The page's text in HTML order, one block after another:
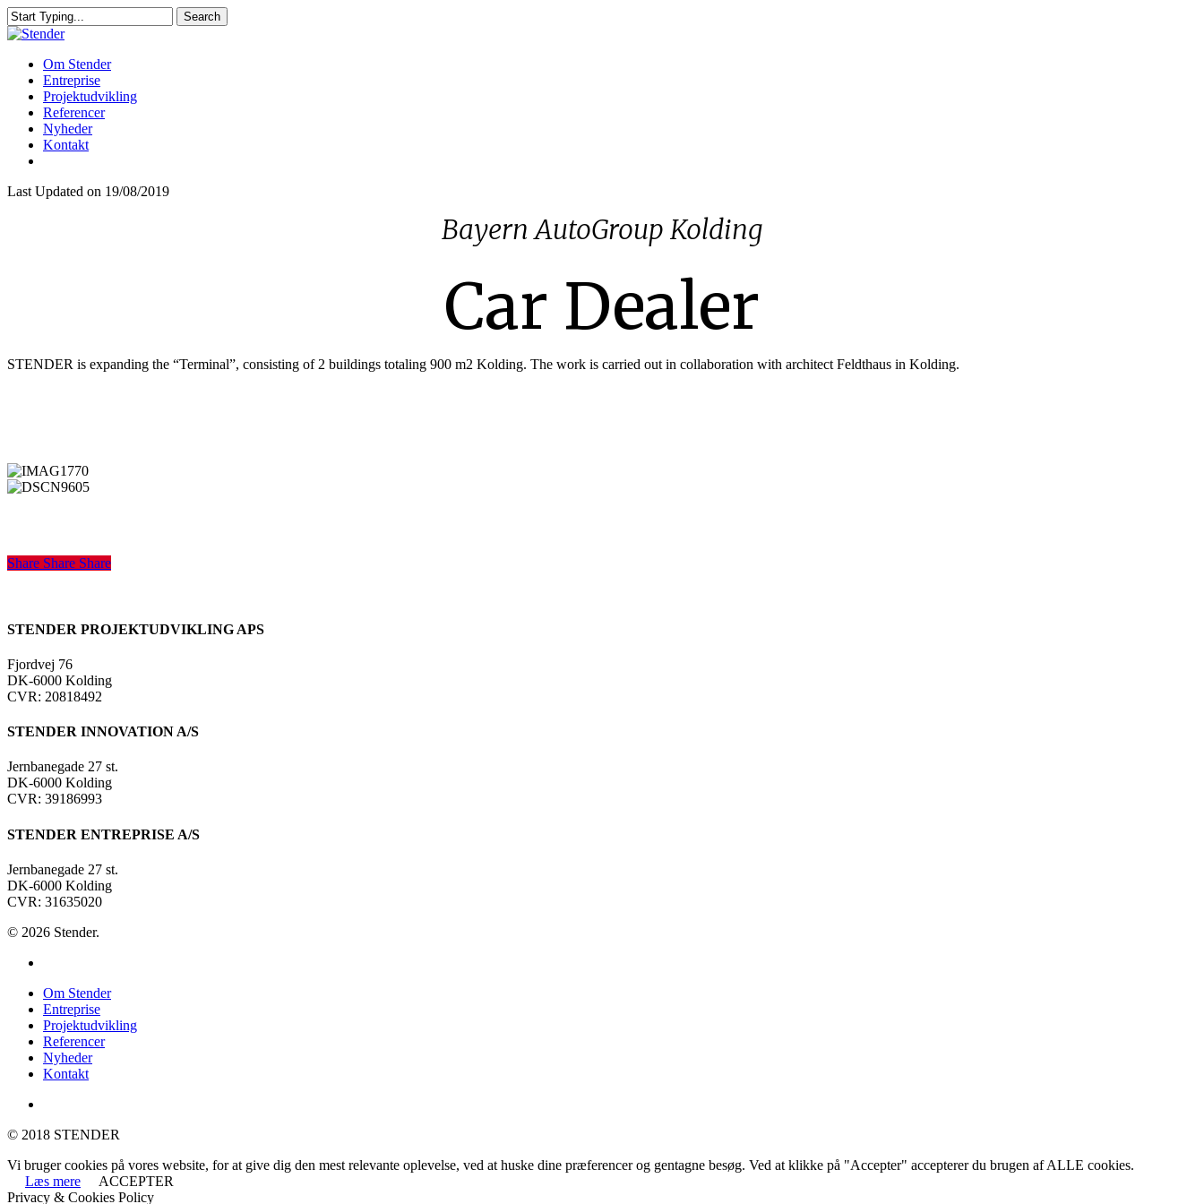
Skip
to
content
Search
Close
Menu
Om Stender
Entreprise
Projektudvikling
Referencer
Nyheder
Kontakt
Last Updated on 19/08/2019
Bayern AutoGroup Kolding
Car Dealer
STENDER is expanding the “Terminal”, consisting of 2 buildings totaling 900 m2 Kolding. The work is carried out in collaboration with architect Feldthaus in Kolding.
IMAG1770
Share
Share Share Share
STENDER PROJEKTUDVIKLING APS
Fjordvej 76
DK-6000 Kolding
CVR: 20818492
STENDER INNOVATION A/S
Jernbanegade 27 st.
DK-6000 Kolding
CVR: 39186993
STENDER ENTREPRISE A/S
Jernbanegade 27 st.
DK-6000 Kolding
CVR: 31635020
© 2026 Stender.
Close
Menu
Om Stender
Entreprise
Projektudvikling
Referencer
Nyheder
Kontakt
© 2018 STENDER
Vi bruger cookies på vores website, for at give dig den mest relevante oplevelse, ved at huske dine præferencer og gentagne besøg. Ved at klikke på "Accepter" accepterer du brugen af ALLE cookies.
Læs mere
ACCEPTER
Privacy & Cookies Policy